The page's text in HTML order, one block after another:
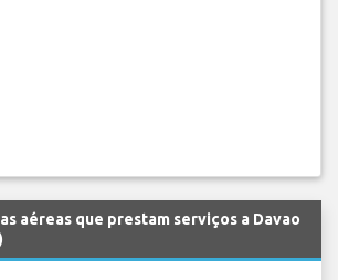
aéreas que prestam serviços a Davao